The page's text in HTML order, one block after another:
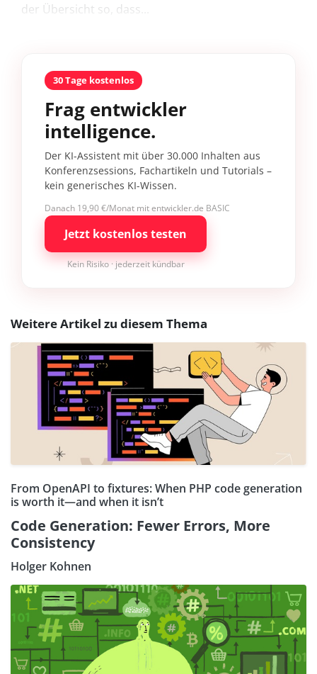
der Übersicht so, dass...
30 Tage kostenlos
Frag entwickler
intelligence.
Der KI-Assistent mit über 30.000 Inhalten aus
Konferenzsessions, Fachartikeln und Tutorials –
kein generisches KI-Wissen.
Danach 19,90 €/Monat mit entwickler.de BASIC
Jetzt kostenlos testen
Kein Risiko · jederzeit kündbar
Weitere Artikel zu diesem Thema
From OpenAPI to fixtures: When PHP code generation
is worth it—and when it isn’t
Code Generation: Fewer Errors, More
Consistency
Holger Kohnen